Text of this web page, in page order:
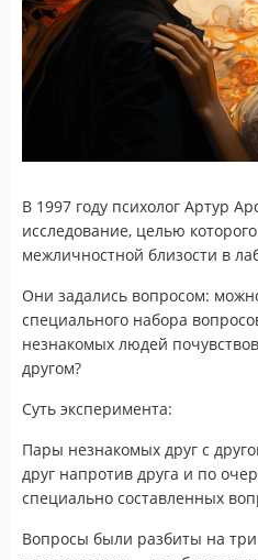
В 1997 году психолог Артур
исследование, целью
межличностной близости в
Они задались вопросом:
специального набора
незнакомых людей
другом?
Суть эксперимента:
Пары незнакомых друг с
друг напротив друга и по
специально составленных
Вопросы были разбиты на